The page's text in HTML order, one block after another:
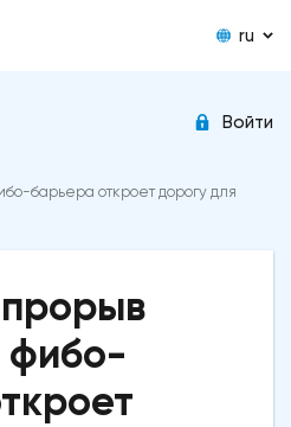
ru
Войти
барьера откроет дорогу для
фибо-